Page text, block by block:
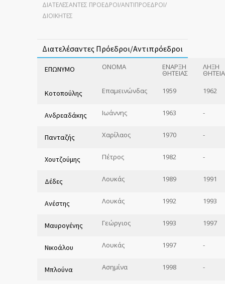
ΔΙΑΤΕΛΕΣΑΝΤΕΣ ΠΡΟΕΔΡΟΙ/ΑΝΤΙΠΡΟΕΔΡΟΙ/
ΔΙΟΙΚΗΤΕΣ
Διατελέσαντες Πρόεδροι/Αντιπρόεδροι
ΕΠΩΝΥΜΟ ΟΝΟΜΑ ΕΝΑΡΞΗ
ΘΗΤΕΙΑΣ
ΛΗΞΗ
Κοτοπούλης Επαμεινώνδας 1959 1962
Ανδρεαδάκης Ιωάννης 1963 -
Πανταζής Χαρίλαος 1970 -
Χουτζούμης Πέτρος 1982 -
Δέδες Λουκάς 1989 1991
Ανέστης Λουκάς 1992 1993
Μαυρογένης Γεώργιος 1993 1997
Νικοάλου Λουκάς 1997 -
Μπλούνα Ασημίνα 1998 -